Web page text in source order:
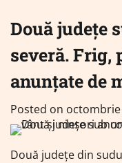
Două județe
severă. Frig,
anunțate de
Posted on octombrie
Două județe din